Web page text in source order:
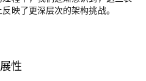
映了更深层次的架构挑战。
性